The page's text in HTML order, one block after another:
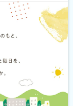
穂区役所駅、水野
駅(奈良線)、野田阪神
町駅、さくら夙川
頂駅(千光寺山)、高知
鉄道線)、長崎駅前
駅、人吉駅、奥武山
海道)、函館アリーナ
荒川二丁目駅、立川
タ前駅、南富山駅前
、瀬戸市駅、元田中
駅、高知橋駅、後免
直江津駅、松本駅、
、岡谷駅、地鉄ビル
北鉄金沢駅、小松
岐阜駅、大垣駅、江
、那加駅、可児駅、
、左京山駅、大府
市駅、国府宮駅、安
駅、水口城南駅、近
駅、茶山・京都芸術
駅、野田駅(阪神
、西元町駅、加太駅
岡駅(兵庫県)、西宮